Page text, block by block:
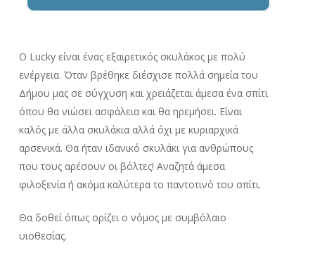
O Lucky είναι ένας εξαιρετικός σκυλάκος με πολύ
ενέργεια. Όταν βρέθηκε διέσχισε πολλά σημεία του
Δήμου μας σε σύγχυση και χρειάζεται άμεσα ένα σπίτι
όπου θα νιώσει ασφάλεια και θα ηρεμήσει. Είναι
καλός με άλλα σκυλάκια αλλά όχι με κυριαρχικά
αρσενικά. Θα ήταν ιδανικό σκυλάκι για ανθρώπους
που τους αρέσουν οι βόλτες! Αναζητά άμεσα
φιλοξενία ή ακόμα καλύτερα το παντοτινό του σπίτι.
Θα δοθεί όπως ορίζει ο νόμος με συμβόλαιο
υιοθεσίας.